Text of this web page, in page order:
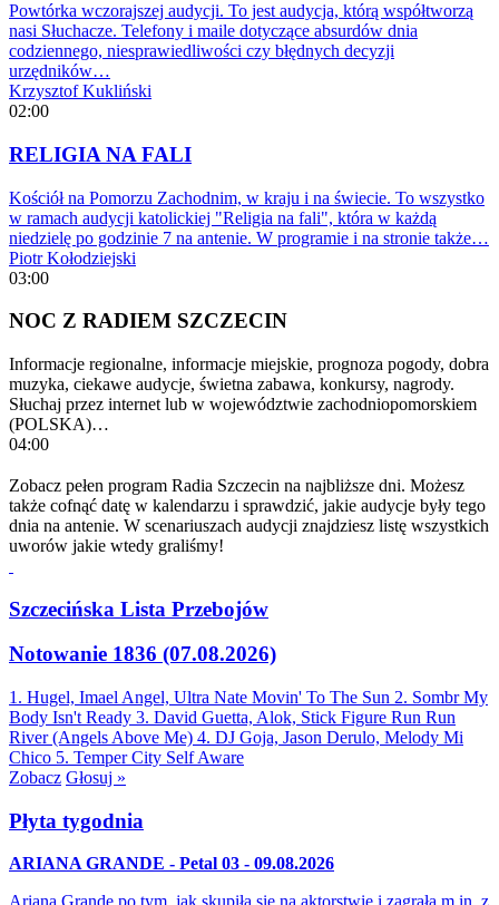
Powtórka wczorajszej audycji. To jest audycja, którą współtworzą
nasi Słuchacze. Telefony i maile dotyczące absurdów dnia
codziennego, niesprawiedliwości czy błędnych decyzji
urzędników…
Krzysztof Kukliński
02:00
RELIGIA NA FALI
Kościół na Pomorzu Zachodnim, w kraju i na świecie. To wszystko
w ramach audycji katolickiej "Religia na fali", która w każdą
niedzielę po godzinie 7 na antenie. W programie i na stronie także…
Piotr Kołodziejski
03:00
NOC Z RADIEM SZCZECIN
Informacje regionalne, informacje miejskie, prognoza pogody, dobra
muzyka, ciekawe audycje, świetna zabawa, konkursy, nagrody.
Słuchaj przez internet lub w województwie zachodniopomorskiem
(POLSKA)…
04:00
Zobacz pełen program Radia Szczecin na najbliższe dni. Możesz
także cofnąć datę w kalendarzu i sprawdzić, jakie audycje były tego
dnia na antenie. W scenariuszach audycji znajdziesz listę wszystkich
uworów jakie wtedy graliśmy!
Szczecińska Lista Przebojów
Notowanie 1836 (07.08.2026)
1. Hugel, Imael Angel, Ultra Nate Movin' To The Sun 2. Sombr My
Body Isn't Ready 3. David Guetta, Alok, Stick Figure Run Run
River (Angels Above Me) 4. DJ Goja, Jason Derulo, Melody Mi
Chico 5. Temper City Self Aware
Zobacz Głosuj »
Płyta tygodnia
ARIANA GRANDE - Petal 03 - 09.08.2026